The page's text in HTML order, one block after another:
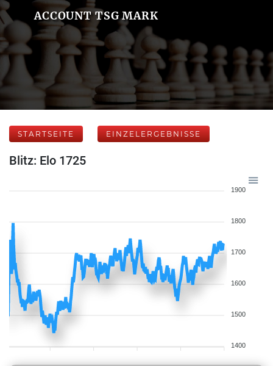
ACCOUNT TSG MARK
STARTSEITE EINZELERGEBNISSE
Blitz: Elo 1725
1900
1800
1700
1600
1500
1400